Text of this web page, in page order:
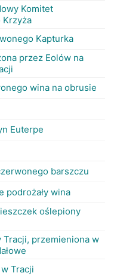
Komitet
Krzyża
Kapturka
przez Eolów na
wina na obrusie
Euterpe
barszczu
podrożały wina
oślepiony
Tracji, przemieniona w
Tracji